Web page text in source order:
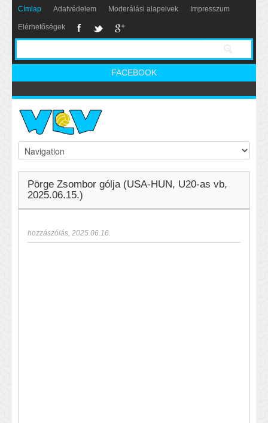
Címlap Adatvédelem Moderálási alapelvek Impresszum
Elérhetőségek
FACEBOOK
Pörge Zsombor gólja (USA-HUN, U20-as vb,
2025.06.15.)
hozzászólás, 2025.06.16.